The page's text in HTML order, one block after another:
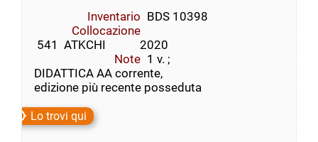
Inventario BDS 10398
Collocazione
541  ATKCHI            2020
Note 1 v. ;
DIDATTICA AA corrente,
edizione più recente posseduta
Lo trovi qui